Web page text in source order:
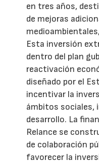
en tres años,
de mejoras
Esta inversión
dentro del plan
reactivación
diseñado por el
incentivar la
ámbitos sociales,
desarrollo. La
Relance se
de colaboración
favorecer la